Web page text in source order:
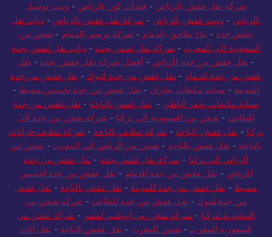
شركة نقل عفش بالرياض - فتحات كور بالرياض - ونيت توصيل
بالرياض - ونيت عفش بالرياض - شركة نقل عفش بالرياض -دباب نقل
عفش جدة - بناء ملاحق بالدمام - شركة ترميم بالدمام - شحن من
السعودية الى المغرب - شركة نقل عفش بجدة - دباب نقل عفش بجدة
- نقل عفش من جدة للرياض - أفضل شركة نقل عفش بجدة - نقل
عفش من جدة للدمام - نقل عفش من جدة لتبوك - نقل عفش من جدة
للمدينة - صيانة مكيفات بجازان - نقل عفش من جدة لخميس مشيط -
صيانة مكيفات بحفر الباطن - نقل عفش بالباحة - نقل عفش من جدة
للطائف - شحن من السعودية الى تركيا - شركة شحن من جدة الى
تركيا - نقل عفش بالباحة - شركة تنظيف بالباحة - شركة تنظيف خزانات
بالباحة - نقل عفش بالباحة - شحن من الرياض الي المغرب - شحن من
الرياض الى تركيا - شركة نقل عفش بجدة - نقل عفش من جدة
للرياض - نقل عفش من جدة للدمام - نقل عفش من جدة لخميس
مشيط - نقل عفش من جدة للمدينة - نقل عفش بالباحة - نقل عفش
من جدة لتبوك - نقل عفش من جدة للطائف - شركة شحن من
السعودية لتركيا - شركة شحن من ابوظبي لمصر - شركة شحن من
السعودية للمغرب - شحن للمغرب - نقل عفش بالباحة - نقل اثاث